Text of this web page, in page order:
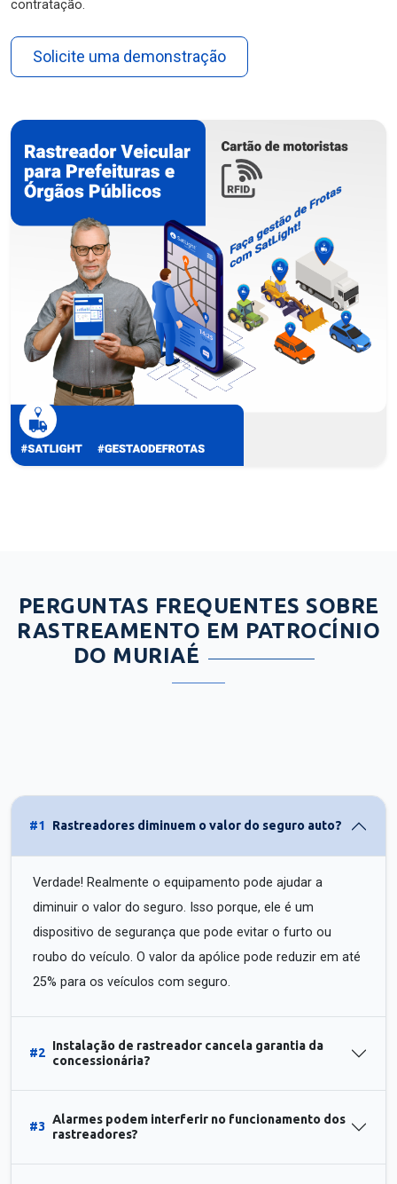
contratação.
Solicite uma demonstração
PERGUNTAS FREQUENTES SOBRE
RASTREAMENTO EM PATROCÍNIO
DO MURIAÉ
#1 Rastreadores diminuem o valor do seguro auto?
Verdade! Realmente o equipamento pode ajudar a
diminuir o valor do seguro. Isso porque, ele é um
dispositivo de segurança que pode evitar o furto ou
roubo do veículo. O valor da apólice pode reduzir em até
25% para os veículos com seguro.
#2
Instalação de rastreador cancela garantia da
concessionária?
#3
Alarmes podem interferir no funcionamento dos
rastreadores?